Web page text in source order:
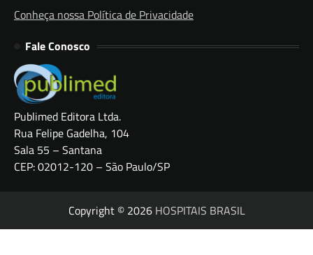
Conheça nossa Política de Privacidade
Fale Conosco
Publimed Editora Ltda.
Rua Felipe Gadelha, 104
Sala 55 – Santana
CEP: 02012-120 – São Paulo/SP
Copyright © 2026 HOSPITAIS BRASIL